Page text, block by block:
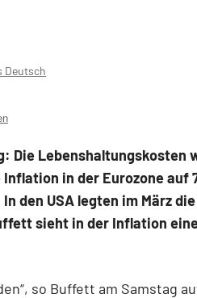
Deutsch
Die Lebenshaltungskosten
in der Eurozone auf
den USA legten im März
sieht in der Inflation
so Buffett am Samstag